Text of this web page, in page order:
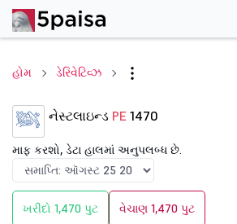
હોમ ડેરિવેટિવ્ઝ
નેસ્ટલાઇન્ડ PE 1470
માફ કરશો, ડેટા હાલમાં અનુપલબ્ધ છે.
ખરીદો 1,470 પુટ વેચાણ 1,470 પુટ